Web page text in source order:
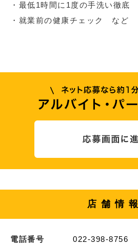
・最低1時間に1度の手洗い徹底
・就業前の健康チェック など
店舗情報
電話番号 022-398-8756